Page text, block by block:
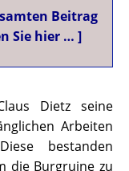
Beitrag
Sie hier … ]
Dietz seine
Arbeiten
bestanden
die Burgruine zu